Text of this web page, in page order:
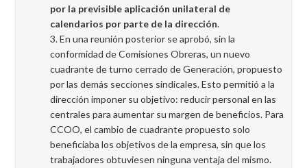
por la previsible aplicación unilateral de
calendarios por parte de la dirección.
En una reunión posterior se aprobó, sin la
conformidad de Comisiones Obreras, un nuevo
cuadrante de turno cerrado de Generación, propuesto
por las demás secciones sindicales. Esto permitió a la
dirección imponer su objetivo: reducir personal en las
centrales para aumentar su margen de beneficios. Para
CCOO, el cambio de cuadrante propuesto solo
beneficiaba los objetivos de la empresa, sin que los
trabajadores obtuviesen ninguna ventaja del mismo.